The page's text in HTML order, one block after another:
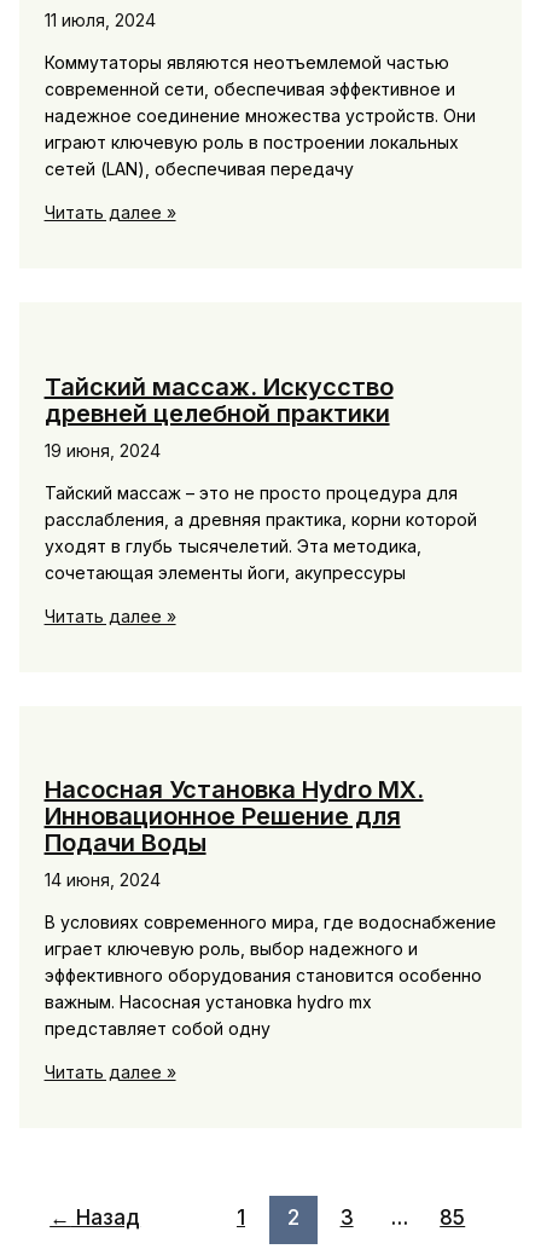
11 июля, 2024
Коммутаторы являются неотъемлемой частью
современной сети, обеспечивая эффективное и
надежное соединение множества устройств. Они
играют ключевую роль в построении локальных
сетей (LAN), обеспечивая передачу
Коммутаторы
Читать далее »
Тайский массаж. Искусство
древней целебной практики
19 июня, 2024
Тайский массаж – это не просто процедура для
расслабления, а древняя практика, корни которой
уходят в глубь тысячелетий. Эта методика,
сочетающая элементы йоги, акупрессуры
Тайский
Читать далее »
Насосная Установка Hydro MX.
Инновационное Решение для
Подачи Воды
14 июня, 2024
В условиях современного мира, где водоснабжение
играет ключевую роль, выбор надежного и
эффективного оборудования становится особенно
важным. Насосная установка hydro mx
представляет собой одну
Насосная
для
Читать далее »
← Назад 1 2 3 …
85